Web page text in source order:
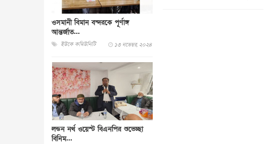
ওসমানী বিমান বন্দরকে পূর্ণাঙ্গ
আন্তর্জাত...
ইউকে কমিউনিটি ১৩ নভেম্বর, ২০২৪
লন্ডন নর্থ ওয়েস্ট বিএনপির শুভেচ্ছা
বিনিম...